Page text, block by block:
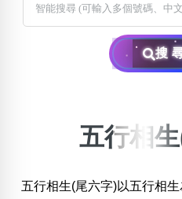
搜
位置:
五行相
五行相生(尾六字)以五行相